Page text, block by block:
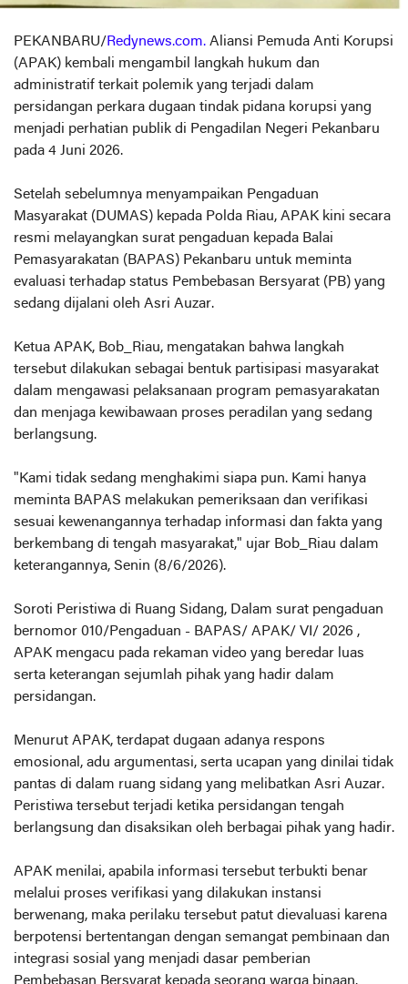
PEKANBARU/Redynews.com. Aliansi Pemuda Anti Korupsi
(APAK) kembali mengambil langkah hukum dan
administratif terkait polemik yang terjadi dalam
persidangan perkara dugaan tindak pidana korupsi yang
menjadi perhatian publik di Pengadilan Negeri Pekanbaru
pada 4 Juni 2026.
Setelah sebelumnya menyampaikan Pengaduan
Masyarakat (DUMAS) kepada Polda Riau, APAK kini secara
resmi melayangkan surat pengaduan kepada Balai
Pemasyarakatan (BAPAS) Pekanbaru untuk meminta
evaluasi terhadap status Pembebasan Bersyarat (PB) yang
sedang dijalani oleh Asri Auzar.
Ketua APAK, Bob_Riau, mengatakan bahwa langkah
tersebut dilakukan sebagai bentuk partisipasi masyarakat
dalam mengawasi pelaksanaan program pemasyarakatan
dan menjaga kewibawaan proses peradilan yang sedang
berlangsung.
"Kami tidak sedang menghakimi siapa pun. Kami hanya
meminta BAPAS melakukan pemeriksaan dan verifikasi
sesuai kewenangannya terhadap informasi dan fakta yang
berkembang di tengah masyarakat," ujar Bob_Riau dalam
keterangannya, Senin (8/6/2026).
Soroti Peristiwa di Ruang Sidang, Dalam surat pengaduan
bernomor 010/Pengaduan - BAPAS/ APAK/ VI/ 2026 ,
APAK mengacu pada rekaman video yang beredar luas
serta keterangan sejumlah pihak yang hadir dalam
persidangan.
Menurut APAK, terdapat dugaan adanya respons
emosional, adu argumentasi, serta ucapan yang dinilai tidak
pantas di dalam ruang sidang yang melibatkan Asri Auzar.
Peristiwa tersebut terjadi ketika persidangan tengah
berlangsung dan disaksikan oleh berbagai pihak yang hadir.
APAK menilai, apabila informasi tersebut terbukti benar
melalui proses verifikasi yang dilakukan instansi
berwenang, maka perilaku tersebut patut dievaluasi karena
berpotensi bertentangan dengan semangat pembinaan dan
integrasi sosial yang menjadi dasar pemberian